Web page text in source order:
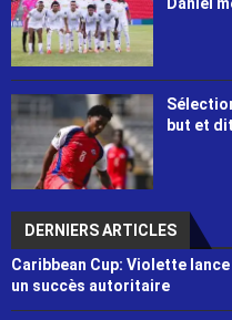
but et
DERNIERS ARTICLES
Caribbean Cup: Violette
un succès autoritaire